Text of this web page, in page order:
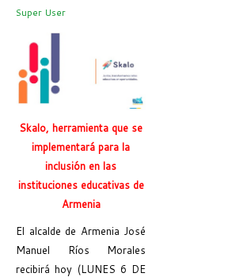
Super User
Skalo, herramienta que se
implementará para la
inclusión en las
instituciones educativas de
Armenia
El alcalde de Armenia José
Manuel Ríos Morales
recibirá hoy (LUNES 6 DE